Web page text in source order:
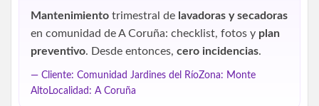
Mantenimiento trimestral de lavadoras y secadoras
en comunidad de A Coruña: checklist, fotos y plan
preventivo. Desde entonces, cero incidencias.
— Cliente: Comunidad Jardines del RíoZona: Monte
AltoLocalidad: A Coruña